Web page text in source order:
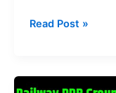
Bihar
Exam
Center
Read Post »